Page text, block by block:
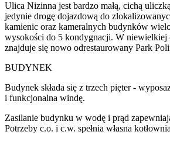
Ulica Nizinna jest bardzo małą, cichą
jedynie drogę dojazdową do
kamienic oraz kameralnych budynków
wysokości do 5 kondygnacji. W niewielkiej
znajduje się nowo odrestaurowany Park
BUDYNEK
Budynek składa się z trzech pięter -
i funkcjonalna windę.
Zasilanie budynku w wodę i prąd
Potrzeby c.o. i c.w. spełnia własna